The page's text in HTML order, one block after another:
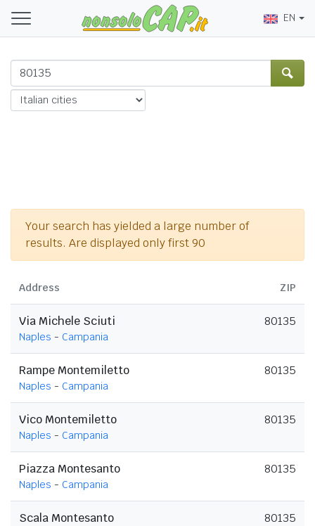
EN
Your search has yielded a large number of
results. Are displayed only first 90
Address ZIP
Via Michele Sciuti
Naples - Campania
80135
Rampe Montemiletto
Naples - Campania
80135
Vico Montemiletto
Naples - Campania
80135
Piazza Montesanto
Naples - Campania
80135
Scala Montesanto 80135